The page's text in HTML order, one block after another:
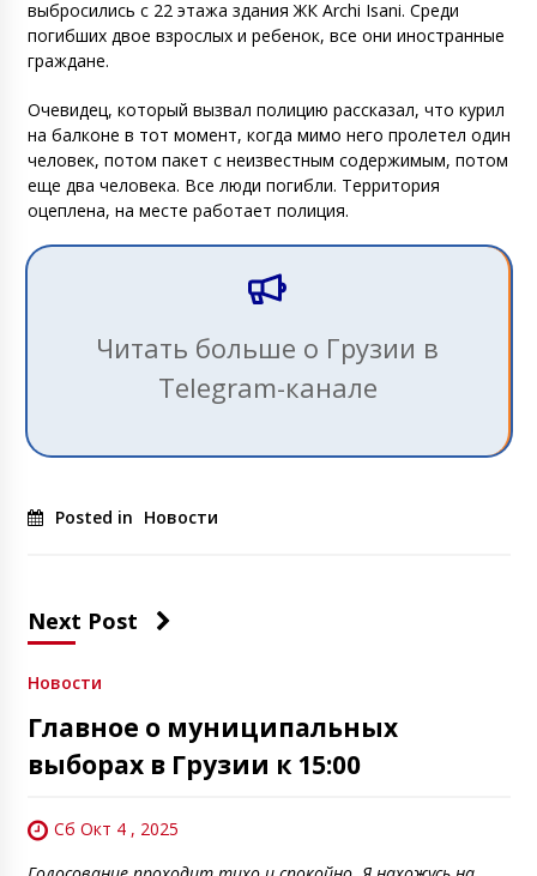
выбросились с 22 этажа здания ЖК Archi Isani. Среди
погибших двое взрослых и ребенок, все они иностранные
граждане.
Очевидец, который вызвал полицию рассказал, что курил
на балконе в тот момент, когда мимо него пролетел один
человек, потом пакет с неизвестным содержимым, потом
еще два человека. Все люди погибли. Территория
оцеплена, на месте работает полиция.
Читать больше о Грузии в
Telegram-канале
Posted in Новости
Next Post
Новости
Главное о муниципальных
выборах в Грузии к 15:00
Сб Окт 4 , 2025